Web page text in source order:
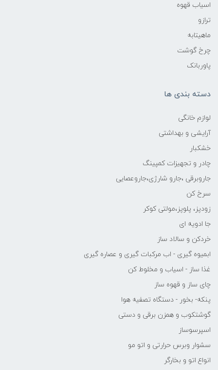
اسیاب قهوه
ترازو
ماهیتابه
چرخ گوشت
پاوربانک
دسته بندی ها
لوازم خانگی
آرایشی و بهداشتی
خشکبار
چادر و تجهیزات کمپینگ
جاروبرقی ،جارو شارژی،جاروعصایی
سرخ کن
زودپز، پلوپز،مولتی کوکر
جا ادویه ای
خردکن و سالاد ساز
ابمیوه گیری - اب مرکبات گیری و عصاره گیری
غذا ساز - اسیاب و مخلوط کن
چای ساز و قهوه ساز
پنکه- بخور - دستگاه تصفیه هوا
گوشتکوب و همزن برقی و دستی
اسپرسوساز
سشوار وبرس حرارتی و اتو مو
انواع اتو و بخارگر